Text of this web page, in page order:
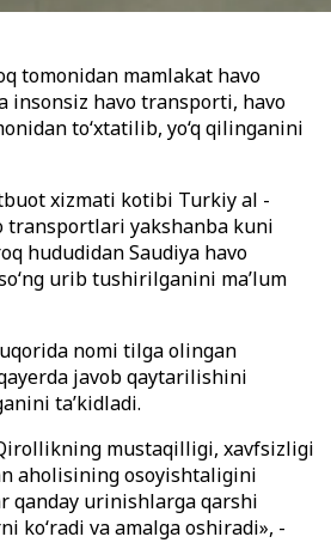
tomonidan mamlakat havo
insonsiz havo transporti, havo
to‘xtatilib, yo‘q qilinganini
xizmati kotibi Turkiy al -
transportlari yakshanba kuni
hududidan Saudiya havo
urib tushirilganini ma’lum
nomi tilga olingan
javob qaytarilishini
ta’kidladi.
mustaqilligi, xavfsizligi
aholisining osoyishtaligini
qanday urinishlarga qarshi
ko‘radi va amalga oshiradi», -